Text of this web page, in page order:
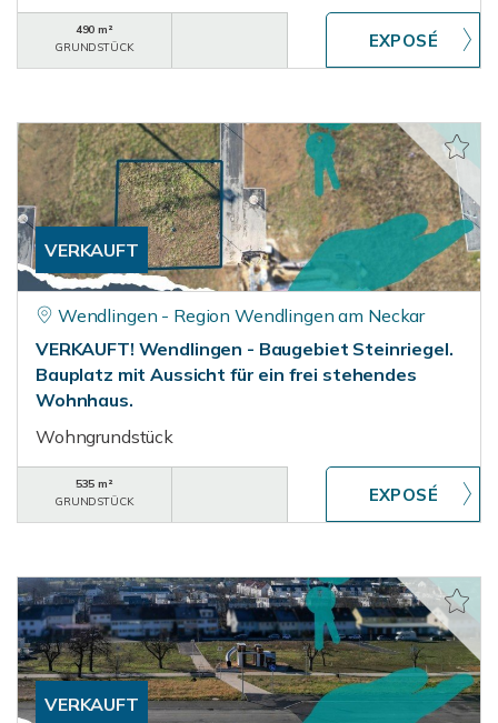
490 m²
GRUNDSTÜCK
VERKAUFT
Wendlingen - Region Wendlingen am Neckar
VERKAUFT! Wendlingen - Baugebiet Steinriegel.
Bauplatz mit Aussicht für ein frei stehendes
Wohnhaus.
Wohngrundstück
535 m²
GRUNDSTÜCK
VERKAUFT